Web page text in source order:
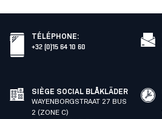
TÉLÉPHONE:
+32 (0)15 64 10 60
SIÈGE SOCIAL BLÅKLÄDER
WAYENBORGSTRAAT 27 BUS
2 (ZONE C)